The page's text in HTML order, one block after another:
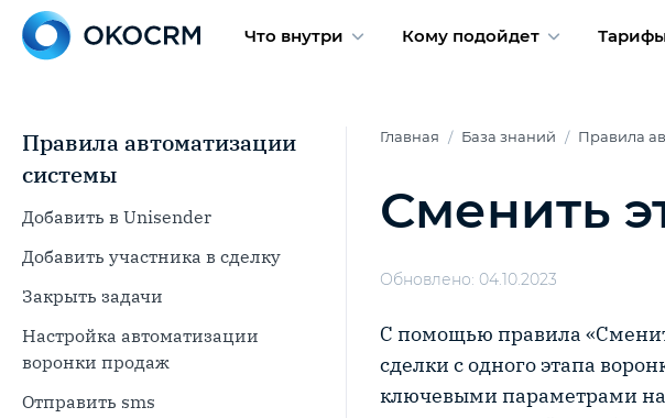
Что внутри Кому подойдет
Правила автоматизации
системы
Добавить в Unisender
Добавить участника в сделку
Закрыть задачи
Настройка автоматизации
воронки продаж
Отправить sms
Главная База знаний Правила
Сменить
Обновлено: 04.10.2023
С помощью правила
сделки с одного этапа
ключевыми параметрами на